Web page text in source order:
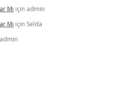
Mı için admin
Mı için Selda
admin